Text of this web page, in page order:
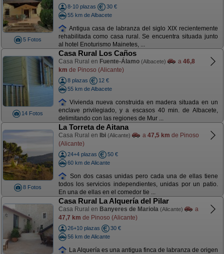
5 Fotos
8-10 plazas
30 €
55 km de Albacete
Antigua casa de labranza del siglo XIX recientemente
rehabilitada como casa rural. Se encuentra situada junto
al hotel Enoturismo Mainetes, ...
14 Fotos
Casa Rural Los Caños
Casa Rural en Fuente-Álamo (Albacete) a 46,8
km de Pinoso (Alicante)
8 plazas
12 €
55 km de Albacete
Vivienda nueva construida en madera situada en un
enclave privilegiado, y a escasos 40 min. de Albacete,
delimitando con las regiones de Mur ...
8 Fotos
La Torreta de Aitana
Casa Rural en Ibi (Alicante) a 47,5 km de Pinoso
(Alicante)
24+4 plazas
50 €
60 km de Alicante
Son dos casas unidas pero cada una de ellas tiene
todos los servicios independientes, unidas por un patio.
En una de ellas en el comedor tie ...
Casa Rural La Alquería del Pilar
Casa Rural en Banyeres de Mariola (Alicante)
a
47,7 km de Pinoso (Alicante)
26+10 plazas
30 €
56 km de Alicante
La Alquería es una antigua finca de labranza de origen